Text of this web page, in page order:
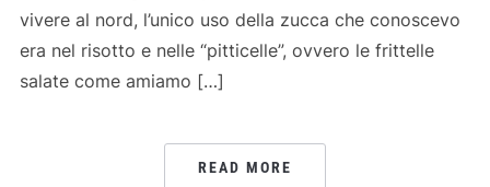
vivere al nord, l’unico uso della zucca che conoscevo
era nel risotto e nelle “pitticelle”, ovvero le frittelle
salate come amiamo […]
READ MORE